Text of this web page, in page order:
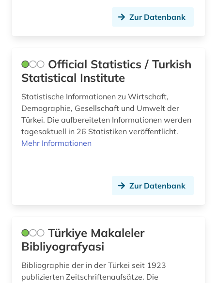
turkologie (2)
türkei (17)
türkisch (5)
türkische sprachen und literaturen (1)
unternehmen (1)
usa (1)
zeitschrift (4)
ägypten (1)
Zur Datenbank
Official Statistics / Turkish
Statistical Institute
Statistische Informationen zu Wirtschaft,
Demographie, Gesellschaft und Umwelt der
Türkei. Die aufbereiteten Informationen werden
tagesaktuell in 26 Statistiken veröffentlicht.
Mehr Informationen
Zur Datenbank
Türkiye Makaleler
Bibliyografyasi
Bibliographie der in der Türkei seit 1923
publizierten Zeitschriftenaufsätze. Die